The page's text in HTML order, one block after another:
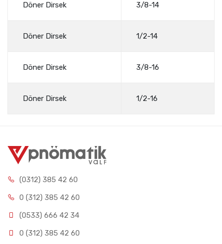
Döner Dirsek 3/8-14
Döner Dirsek 1/2-14
Döner Dirsek 3/8-16
Döner Dirsek 1/2-16
(0312) 385 42 60
0 (312) 385 42 60
(0533) 666 42 34
0 (312) 385 42 60